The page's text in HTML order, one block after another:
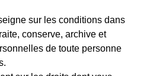
sur les conditions dans
conserve, archive et
de toute personne